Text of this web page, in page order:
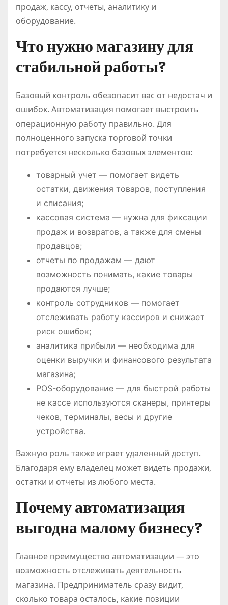
продаж, кассу, отчеты, аналитику и
оборудование.
Что нужно магазину для
стабильной работы?
Базовый контроль обезопасит вас от недостач и
ошибок. Автоматизация помогает выстроить
операционную работу правильно. Для
полноценного запуска торговой точки
потребуется несколько базовых элементов:
товарный учет — помогает видеть
остатки, движения товаров, поступления
и списания;
кассовая система — нужна для фиксации
продаж и возвратов, а также для смены
продавцов;
отчеты по продажам — дают
возможность понимать, какие товары
продаются лучше;
контроль сотрудников — помогает
отслеживать работу кассиров и снижает
риск ошибок;
аналитика прибыли — необходима для
оценки выручки и финансового результата
магазина;
POS-оборудование — для быстрой работы
не кассе используются сканеры, принтеры
чеков, терминалы, весы и другие
устройства.
Важную роль также играет удаленный доступ.
Благодаря ему владелец может видеть продажи,
остатки и отчеты из любого места.
Почему автоматизация
выгодна малому бизнесу?
Главное преимущество автоматизации — это
возможность отслеживать деятельность
магазина. Предприниматель сразу видит,
сколько товара осталось, какие позиции